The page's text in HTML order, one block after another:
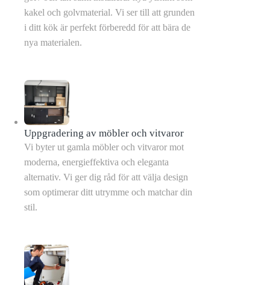
kakel och golvmaterial. Vi ser till att grunden
i ditt kök är perfekt förberedd för att bära de
nya materialen.
Uppgradering av möbler och vitvaror
Vi byter ut gamla möbler och vitvaror mot
moderna, energieffektiva och eleganta
alternativ. Vi ger dig råd för att välja design
som optimerar ditt utrymme och matchar din
stil.